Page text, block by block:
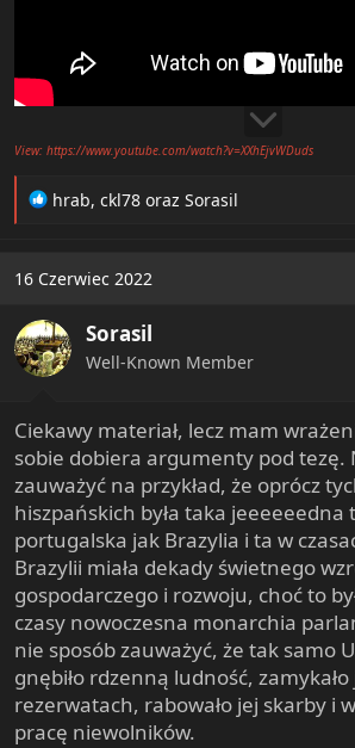
View: https://www.youtube.com/watch?v=XXhEjvWDuds
R
t
o
n
s
hrab, ckl78 oraz Sorasil
16 Czerwiec 2022
Sorasil
Well-Known Member
Ciekawy materiał, lecz mam
sobie dobiera argumenty pod tezę.
zauważyć na przykład, że oprócz
hiszpańskich była taka jeeeeeedna
portugalska jak Brazylia i ta w
Brazylii miała dekady świetnego
gospodarczego i rozwoju, choć to
czasy nowoczesna monarchia
nie sposób zauważyć, że tak samo
gnębiło rdzenną ludność, zamykało
rezerwatach, rabowało jej skarby i
pracę niewolników.